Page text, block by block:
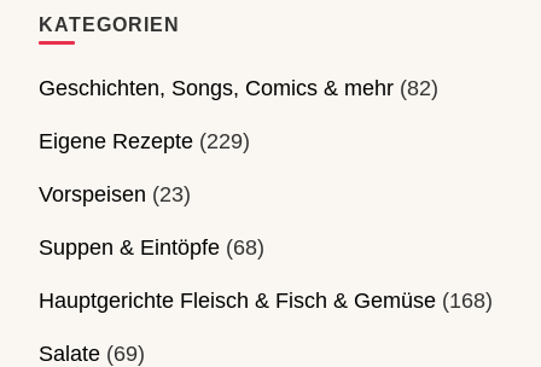
KATEGORIEN
Geschichten, Songs, Comics & mehr (82)
Eigene Rezepte (229)
Vorspeisen (23)
Suppen & Eintöpfe (68)
Hauptgerichte Fleisch & Fisch & Gemüse (168)
Salate (69)